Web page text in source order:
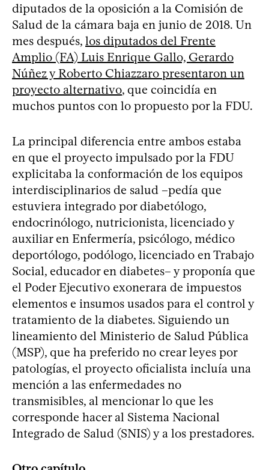
diputados de la oposición a la Comisión de
Salud de la cámara baja en junio de 2018. Un
mes después, los diputados del Frente
Amplio (FA) Luis Enrique Gallo, Gerardo
Núñez y Roberto Chiazzaro presentaron un
proyecto alternativo, que coincidía en
muchos puntos con lo propuesto por la FDU.
La principal diferencia entre ambos estaba
en que el proyecto impulsado por la FDU
explicitaba la conformación de los equipos
interdisciplinarios de salud –pedía que
estuviera integrado por diabetólogo,
endocrinólogo, nutricionista, licenciado y
auxiliar en Enfermería, psicólogo, médico
deportólogo, podólogo, licenciado en Trabajo
Social, educador en diabetes– y proponía que
el Poder Ejecutivo exonerara de impuestos
elementos e insumos usados para el control y
tratamiento de la diabetes. Siguiendo un
lineamiento del Ministerio de Salud Pública
(MSP), que ha preferido no crear leyes por
patologías, el proyecto oficialista incluía una
mención a las enfermedades no
transmisibles, al mencionar lo que les
corresponde hacer al Sistema Nacional
Integrado de Salud (SNIS) y a los prestadores.